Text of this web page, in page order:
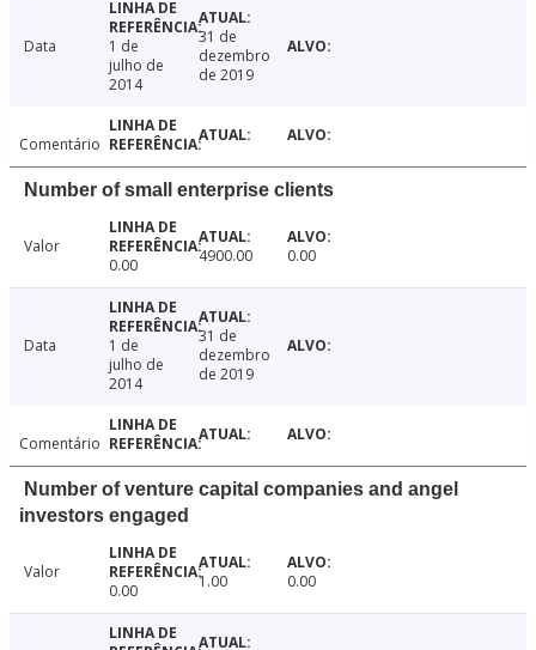
Data
1 de
julho de
2014
31 de
dezembro
de 2019
Comentário
Number of small enterprise clients
Valor
0.00
4900.00 0.00
Data
1 de
julho de
2014
31 de
dezembro
de 2019
Comentário
Number of venture capital companies and angel
investors engaged
Valor
0.00
1.00 0.00